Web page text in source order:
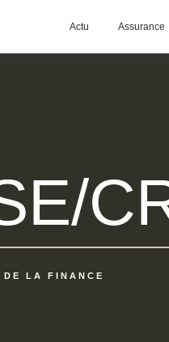
Actu Assurance
LA FINANCE